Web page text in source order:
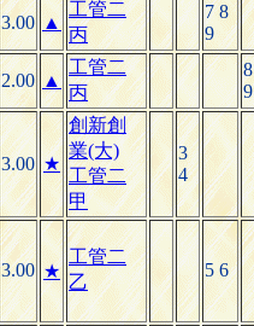
3.00 ▲
工管二
丙
7 8
9
2.00 ▲
工管二
丙
8
9
3.00 ★
創新創
業(大)
工管二
甲
3
4
3.00 ★
工管二
乙
5 6